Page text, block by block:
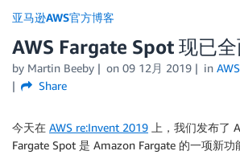
首页
版本
亚马逊AWS官方博客
AWS Fargate Spot 现已全
by Martin Beeby on 09 12月 2019 in
Share
今天在 AWS re:Invent 2019 上，我们发布了
Fargate Spot 是 Amazon Fargate 的一项新